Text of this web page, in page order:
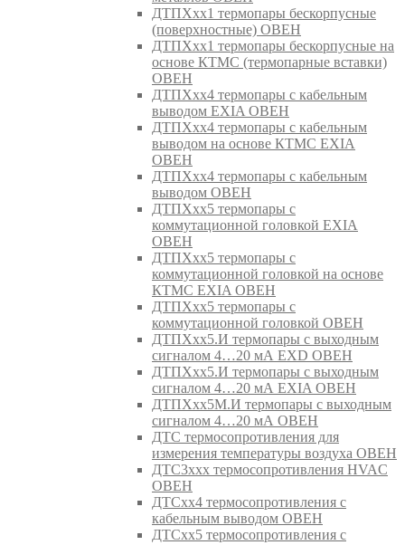
ДТПХхх1 термопары бескорпусные
(поверхностные) ОВЕН
ДТПХхх1 термопары бескорпусные на
основе КТМС (термопарные вставки)
ОВЕН
ДТПХхх4 термопары с кабельным
выводом EXIA ОВЕН
ДТПХхх4 термопары с кабельным
выводом на основе КТМС EXIA
ОВЕН
ДТПХхх4 термопары с кабельным
выводом ОВЕН
ДТПХхх5 термопары с
коммутационной головкой EXIA
ОВЕН
ДТПХхх5 термопары с
коммутационной головкой на основе
КТМС EXIA ОВЕН
ДТПХхх5 термопары с
коммутационной головкой ОВЕН
ДТПХхх5.И термопары с выходным
сигналом 4…20 мА EXD ОВЕН
ДТПХхх5.И термопары с выходным
сигналом 4…20 мА EXIA ОВЕН
ДТПХхх5М.И термопары с выходным
сигналом 4…20 мА ОВЕН
ДТС термосопротивления для
измерения температуры воздуха ОВЕН
ДТС3ххх термосопротивления HVAC
ОВЕН
ДТСхх4 термосопротивления с
кабельным выводом ОВЕН
ДТСхх5 термосопротивления с